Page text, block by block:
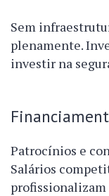
Sem
plenamente.
investir na
Patrocínios e
Salários